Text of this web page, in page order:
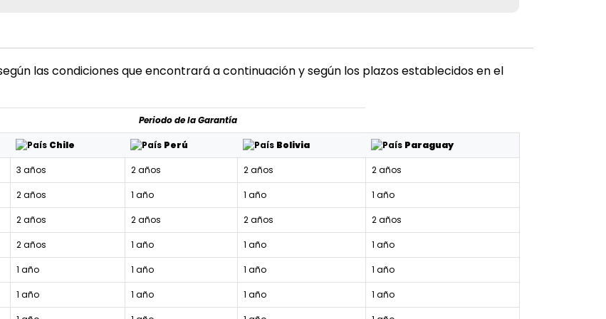
las condiciones que encontrará a continuación y según los plazos establecidos en el
Periodo de la Garantía
Chile Perú Bolivia Paraguay
3 años 2 años 2 años 2 años
2 años 1 año 1 año 1 año
2 años 2 años 2 años 2 años
2 años 1 año 1 año 1 año
1 año 1 año 1 año 1 año
1 año 1 año 1 año 1 año